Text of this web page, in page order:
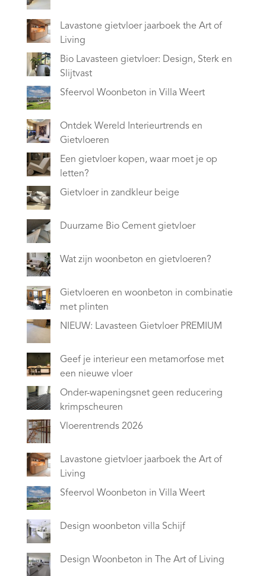
Lavastone gietvloer jaarboek the Art of
Living
Bio Lavasteen gietvloer: Design, Sterk en
Slijtvast
Sfeervol Woonbeton in Villa Weert
Ontdek Wereld Interieurtrends en
Gietvloeren
Een gietvloer kopen, waar moet je op
letten?
Gietvloer in zandkleur beige
Duurzame Bio Cement gietvloer
Wat zijn woonbeton en gietvloeren?
Gietvloeren en woonbeton in combinatie
met plinten
NIEUW: Lavasteen Gietvloer PREMIUM
Geef je interieur een metamorfose met
een nieuwe vloer
Onder-wapeningsnet geen reducering
krimpscheuren
Vloerentrends 2026
Lavastone gietvloer jaarboek the Art of
Living
Sfeervol Woonbeton in Villa Weert
Design woonbeton villa Schijf
Design Woonbeton in The Art of Living